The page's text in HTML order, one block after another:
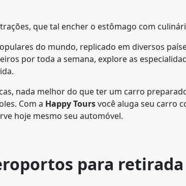
que tal encher o estômago com
do mundo, replicado em diversos
por toda a semana, explore as
nada melhor do que ter um carro
Com a Happy Toursvocê aluga seu carro
hoje mesmo seu automóvel.
para